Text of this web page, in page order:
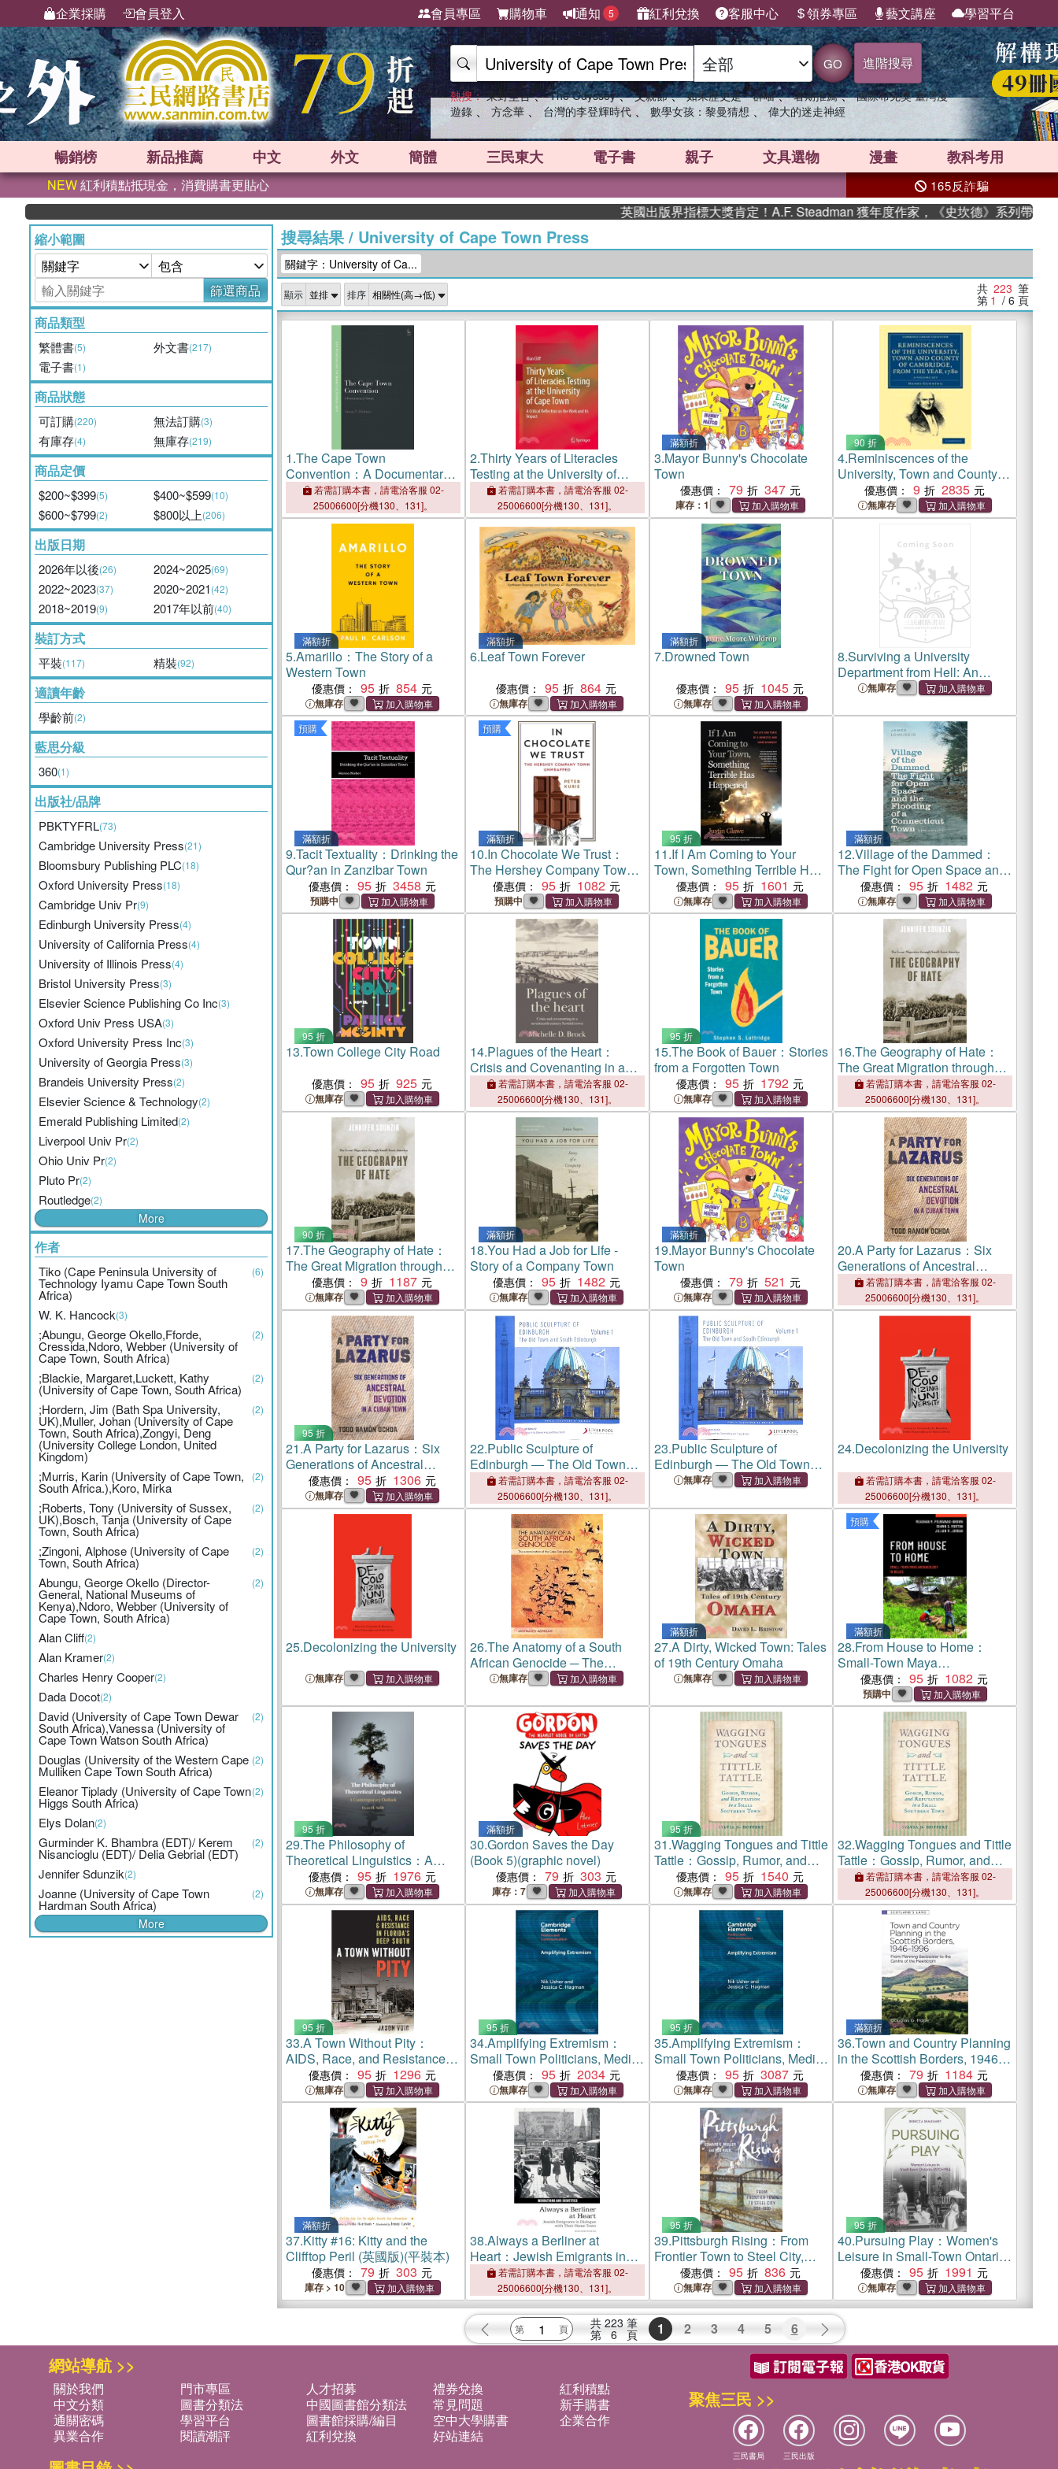
企業採購 會員登入 會員專區 購物車 通知 5 紅利兌換 客服中心 領券專區 藝文講座 學習平台
GO 進階搜尋
熱搜： 東野圭吾 、 The Odyssey 、 父親節 、 如果歷史是一群喵 、 暑期推薦 、 國際布克獎 臺灣漫
遊錄 、 方念華 、 台灣的李登輝時代 、 數學女孩：黎曼猜想 、 偉大的迷走神經
暢銷榜 新品推薦 中文 外文 簡體 三民東大 電子書 親子 文具選物 漫畫 教科考用
NEW紅利積點抵現金，消費購書更貼心 165反詐騙
英國出版界指標大獎肯定！A.F. Steadman 獲年度作家，《史坎德》系列帶你踏上熱血奇
縮小範圍
篩選商品
商品類型
繁體書(5) 外文書(217)
電子書(1)
商品狀態
可訂購(220) 無法訂購(3)
有庫存(4) 無庫存(219)
商品定價
$200~$399(5) $400~$599(10)
$600~$799(2) $800以上(206)
出版日期
2026年以後(26) 2024~2025(69)
2022~2023(37) 2020~2021(42)
2018~2019(9) 2017年以前(40)
裝訂方式
平裝(117) 精裝(92)
適讀年齡
學齡前(2)
藍思分級
360(1)
出版社/品牌
PBKTYFRL(73)
Cambridge University Press(21)
Bloomsbury Publishing PLC(18)
Oxford University Press(18)
Cambridge Univ Pr(9)
Edinburgh University Press(4)
University of California Press(4)
University of Illinois Press(4)
Bristol University Press(3)
Elsevier Science Publishing Co Inc(3)
Oxford Univ Press USA(3)
Oxford University Press Inc(3)
University of Georgia Press(3)
Brandeis University Press(2)
Elsevier Science & Technology(2)
Emerald Publishing Limited(2)
Liverpool Univ Pr(2)
Ohio Univ Pr(2)
Pluto Pr(2)
Routledge(2)
More
作者
Tiko (Cape Peninsula University of
Technology Iyamu Cape Town South
Africa)
(6)
W. K. Hancock(3)
;Abungu, George Okello,Fforde,
Cressida,Ndoro, Webber (University of
Cape Town, South Africa)
(2)
;Blackie, Margaret,Luckett, Kathy
(University of Cape Town, South Africa)
(2)
;Hordern, Jim (Bath Spa University,
UK),Muller, Johan (University of Cape
Town, South Africa),Zongyi, Deng
(University College London, United
Kingdom)
(2)
;Murris, Karin (University of Cape Town,
South Africa.),Koro, Mirka
(2)
;Roberts, Tony (University of Sussex,
UK),Bosch, Tanja (University of Cape
Town, South Africa)
(2)
;Zingoni, Alphose (University of Cape
Town, South Africa)
(2)
Abungu, George Okello (Director-
General, National Museums of
Kenya),Ndoro, Webber (University of
Cape Town, South Africa)
(2)
Alan Cliff(2)
Alan Kramer(2)
Charles Henry Cooper(2)
Dada Docot(2)
David (University of Cape Town Dewar
South Africa),Vanessa (University of
Cape Town Watson South Africa)
(2)
Douglas (University of the Western Cape
Mulliken Cape Town South Africa)
(2)
Eleanor Tiplady (University of Cape Town
Higgs South Africa)
(2)
Elys Dolan(2)
Gurminder K. Bhambra (EDT)/ Kerem
Nisancioglu (EDT)/ Delia Gebrial (EDT)
(2)
Jennifer Sdunzik(2)
Joanne (University of Cape Town
Hardman South Africa)
(2)
More
搜尋結果/ University of Cape Town Press
關鍵字：University of Ca...
顯示 排序 共 223 筆
第 1 / 6 頁
1.The Cape Town
Convention：A Documentary
History若需訂購本書，請電洽客服 02-
25006600[分機130、131]。
2.Thirty Years of Literacies
Testing at the University of
Cape Town: A Critical
Reflection on the Work and Its
Impact
若需訂購本書，請電洽客服 02-
25006600[分機130、131]。
滿額折
3.Mayor Bunny's Chocolate
Town
優惠價： 79 347
庫存：1
90 折
4.Reminiscences of the
University, Town and County of
Cambridge, from the Year 1780
2 Volume Set
優惠價： 9 2835
無庫存
滿額折
5.Amarillo：The Story of a
Western Town
優惠價： 95 854
無庫存
滿額折
6.Leaf Town Forever
優惠價： 95 864
無庫存
滿額折
7.Drowned Town
優惠價： 95 1045
無庫存
8.Surviving a University
Department from Hell: An
Exposé of the University of
無庫存
預購
滿額折
9.Tacit Textuality：Drinking the
Qur?an in Zanzibar Town
優惠價： 95 3458
預購中
預購
滿額折
10.In Chocolate We Trust：
The Hershey Company Town
Unwrapped
優惠價： 95 1082
預購中
95 折
11.If I Am Coming to Your
Town, Something Terrible Has
Happened：The Life and
Times of a Domestic War
Correspondent
優惠價： 95 1601
無庫存
滿額折
12.Village of the Dammed：
The Fight for Open Space and
the Flooding of a Connecticut
Town
優惠價： 95 1482
無庫存
95 折
13.Town College City Road
優惠價： 95 925
無庫存
14.Plagues of the Heart：
Crisis and Covenanting in a
Seventeenth-Century Scottish
Town
若需訂購本書，請電洽客服 02-
25006600[分機130、131]。
95 折
15.The Book of Bauer：Stories
from a Forgotten Town
優惠價： 95 1792
無庫存
16.The Geography of Hate：
The Great Migration through
Small-Town America
若需訂購本書，請電洽客服 02-
25006600[分機130、131]。
90 折
17.The Geography of Hate：
The Great Migration through
Small-Town America
優惠價： 9 1187
無庫存
滿額折
18.You Had a Job for Life -
Story of a Company Town
優惠價： 95 1482
無庫存
滿額折
19.Mayor Bunny's Chocolate
Town
優惠價： 79 521
無庫存
20.A Party for Lazarus：Six
Generations of Ancestral
Devotion in a Cuban Town
若需訂購本書，請電洽客服 02-
25006600[分機130、131]。
95 折
21.A Party for Lazarus：Six
Generations of Ancestral
Devotion in a Cuban Town
優惠價： 95 1306
無庫存
22.Public Sculpture of
Edinburgh ― The Old Town
and South Edinburgh
若需訂購本書，請電洽客服 02-
25006600[分機130、131]。
23.Public Sculpture of
Edinburgh ― The Old Town
and South Edinburgh
無庫存
24.Decolonizing the University
若需訂購本書，請電洽客服 02-
25006600[分機130、131]。
25.Decolonizing the University
無庫存
26.The Anatomy of a South
African Genocide ─ The
Extermination of the Cape San
無庫存
滿額折
27.A Dirty, Wicked Town: Tales
of 19th Century Omaha
無庫存
預購
滿額折
28.From House to Home：
Small-Town Maya
Archaeology in Belize
優惠價： 95 1082
預購中
95 折
29.The Philosophy of
Theoretical Linguistics：A
Contemporary Outlook
優惠價： 95 1976
無庫存
滿額折
30.Gordon Saves the Day
(Book 5)(graphic novel)
優惠價： 79 303
庫存：7
95 折
31.Wagging Tongues and Tittle
Tattle：Gossip, Rumor, and
Reputation in a Small
Southern Town
優惠價： 95 1540
無庫存
32.Wagging Tongues and Tittle
Tattle：Gossip, Rumor, and
Reputation in a Small
Southern Town
若需訂購本書，請電洽客服 02-
25006600[分機130、131]。
95 折
33.A Town Without Pity：
AIDS, Race, and Resistance in
Florida's Deep South
優惠價： 95 1296
無庫存
95 折
34.Amplifying Extremism：
Small Town Politicians, Media
Storms, and American
Journalism
優惠價： 95 2034
無庫存
95 折
35.Amplifying Extremism：
Small Town Politicians, Media
Storms, and American
Journalism
優惠價： 95 3087
無庫存
滿額折
36.Town and Country Planning
in the Scottish Borders, 1946-
1996：From Planning
Backwater to the Centre of the
Maelstrom
優惠價： 79 1184
無庫存
滿額折
37.Kitty #16: Kitty and the
Clifftop Peril (英國版)(平裝本)
優惠價： 79 303
庫存 > 10
38.Always a Berliner at
Heart：Jewish Emigrants in
Dialogue with Their Home
Town
若需訂購本書，請電洽客服 02-
25006600[分機130、131]。
95 折
39.Pittsburgh Rising：From
Frontier Town to Steel City,
1750-1920
優惠價： 95 836
無庫存
95 折
40.Pursuing Play：Women's
Leisure in Small-Town Ontario,
1870-1914
優惠價： 95 1991
無庫存
共 223 筆
第 6 頁 1 2 3 4 5 6
網站導航 >>
關於我們 門市專區 人才招募 禮券兌換
紅利積點
中文分類
圖書分類法 中國圖書館分類法 常見問題
新手購書
通關密碼
學習平台 圖書館採購/編目 空中大學購書
企業合作
異業合作
閱讀潮評 紅利兌換 好站連結
聚焦三民 >>
三民書局 三民出版